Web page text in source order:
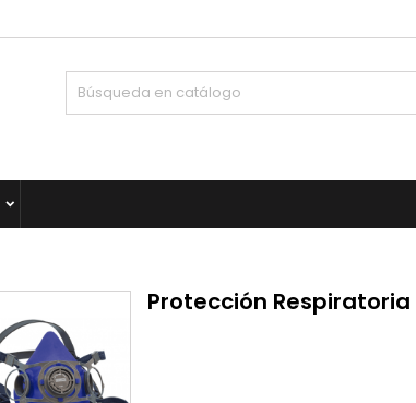
Protección Respiratoria